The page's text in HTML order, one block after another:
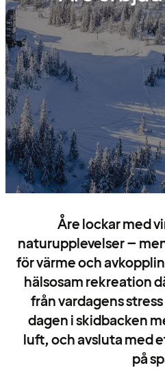
Åre lockar med
naturupplevelser –
för värme och
hälsosam rekreation
från vardagens
dagen i skidbacken
luft, och avsluta med
på